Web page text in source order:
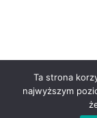
Ta strona
najwyższym